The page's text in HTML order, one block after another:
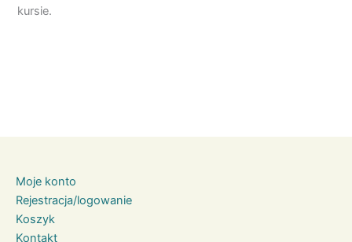
kursie.
Moje konto
Rejestracja/logowanie
Koszyk
Kontakt